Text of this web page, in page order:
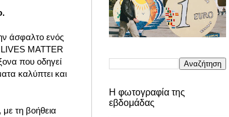
άσφαλτο ενός
MATTER
που οδηγεί
καλύπτει και
τη βοήθεια
Η φωτογραφία της
εβδομάδας